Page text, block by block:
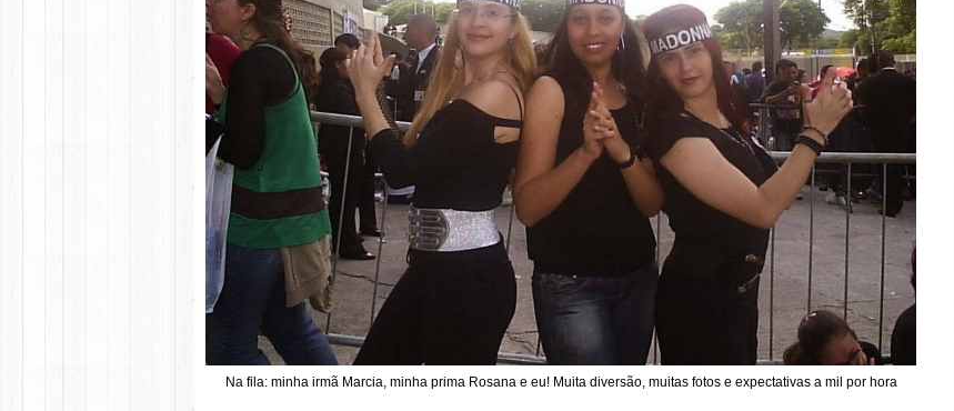
Na fila: minha irmã Marcia, minha prima Rosana e eu! Muita diversão, muitas fotos e expectativas a mil por hora